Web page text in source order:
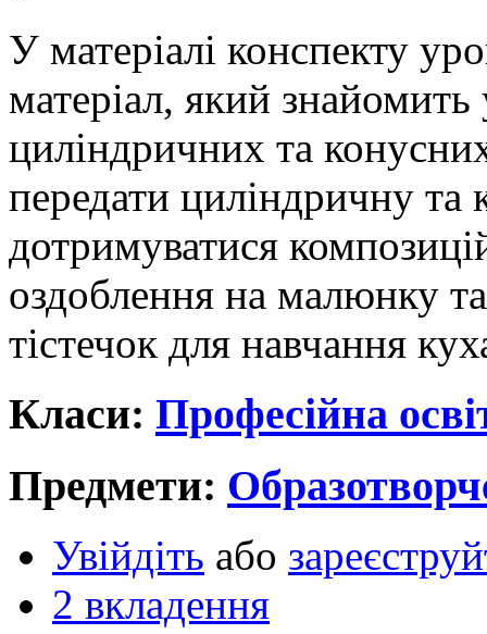
У матеріалі конспекту
матеріал, який знайомить
циліндричних та
передати циліндричну та
дотримуватися
оздоблення на малюнку
тістечок для навчання
Класи: Професійна
Предмети:
Увійдіть або
2 вкладення